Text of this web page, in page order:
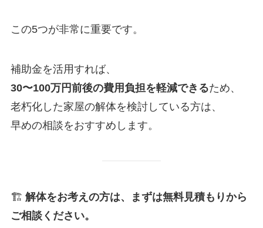
この5つが非常に重要です。
補助金を活用すれば、
30〜100万円前後の費用負担を軽減できるため、
老朽化した家屋の解体を検討している方は、
早めの相談をおすすめします。
🏗 解体をお考えの方は、まずは無料見積もりから
ご相談ください。